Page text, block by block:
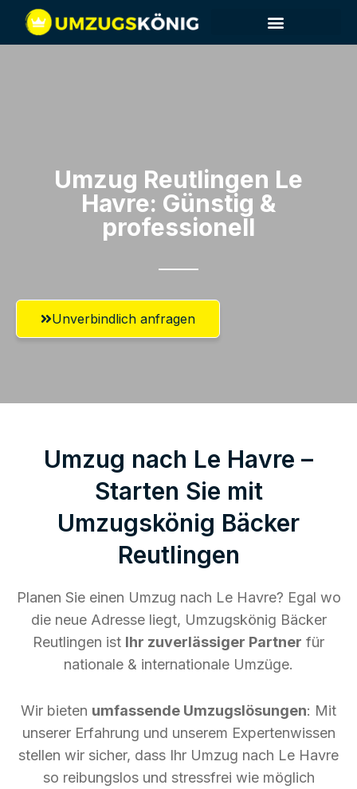
Umzug Reutlingen​ Le
Havre: Günstig &
professionell​
Unverbindlich anfragen
Umzug nach Le Havre –
Starten Sie mit
Umzugskönig Bäcker
Reutlingen
Planen Sie einen Umzug nach Le Havre? Egal wo
die neue Adresse liegt, Umzugskönig Bäcker
Reutlingen ist Ihr zuverlässiger Partner für
nationale & internationale Umzüge.
Wir bieten umfassende Umzugslösungen: Mit
unserer Erfahrung und unserem Expertenwissen
stellen wir sicher, dass Ihr Umzug nach Le Havre
so reibungslos und stressfrei wie möglich